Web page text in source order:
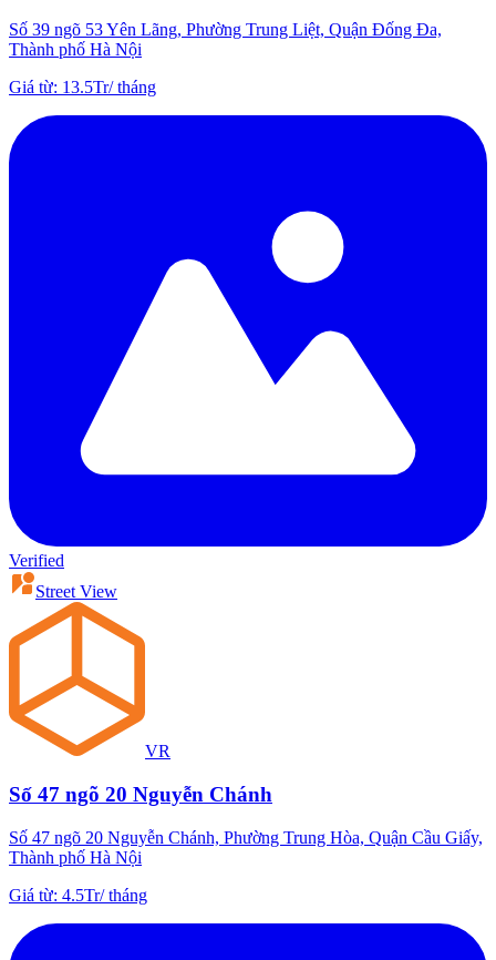
Số 39 ngõ 53 Yên Lãng, Phường Trung Liệt, Quận Đống Đa,
Thành phố Hà Nội
Giá từ: 13.5Tr/tháng
Verified
Street View
VR
Số 47 ngõ 20 Nguyễn Chánh
Số 47 ngõ 20 Nguyễn Chánh, Phường Trung Hòa, Quận Cầu Giấy,
Thành phố Hà Nội
Giá từ: 4.5Tr/tháng